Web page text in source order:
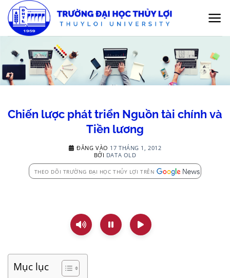
qua
nội
Chiến lược phát triển Nguồn tài chính và
Tiền lương
ĐĂNG VÀO 17 THÁNG 1, 2012
BỞI DATA OLD
THEO DÕI TRƯỜNG ĐẠI HỌC THỦY LỢI TRÊN
Mục lục